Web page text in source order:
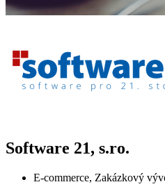
Software 21, s.ro.
E-commerce, Zakázkový